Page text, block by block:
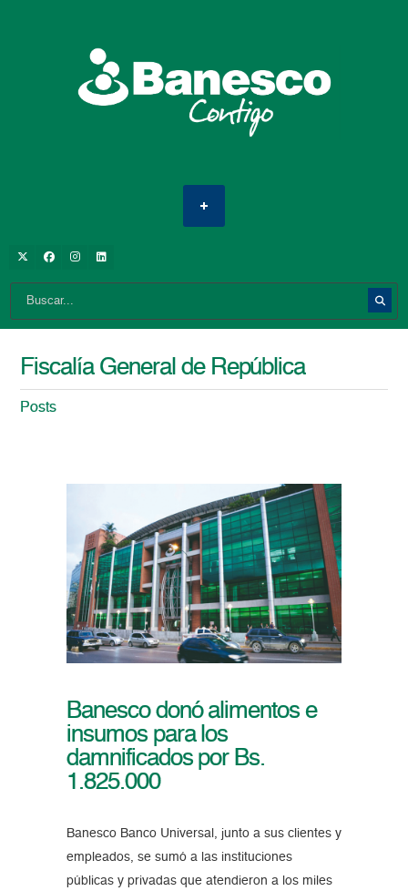
Fiscalía General de República
Posts
Banesco donó alimentos e
insumos para los
damnificados por Bs.
1.825.000
Banesco Banco Universal, junto a sus clientes y
empleados, se sumó a las instituciones
públicas y privadas que atendieron a los miles